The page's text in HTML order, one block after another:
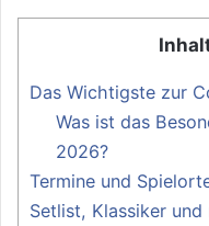
Das Wichtigste zur
Was ist das
2026?
Termine und
Setlist, Klassiker